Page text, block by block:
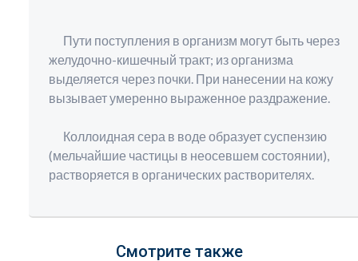
Пути поступления в организм могут быть через
желудочно-кишечный тракт; из организма
выделяется через почки. При нанесении на кожу
вызывает умеренно выраженное раздражение.
Коллоидная сера в воде образует суспензию
(мельчайшие частицы в неосевшем состоянии),
растворяется в органических растворителях.
Смотрите также